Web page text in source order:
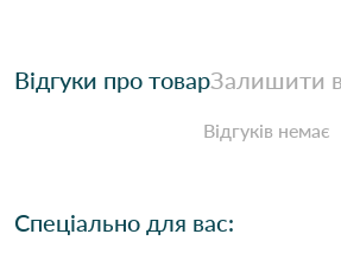
Відгуки про товарЗалишити
Відгуків немає
Спеціально для вас: